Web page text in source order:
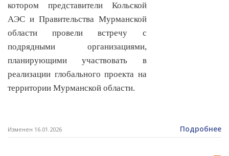
котором представители Кольской
АЭС и Правительства Мурманской
области провели встречу с
подрядными организациями,
планирующими участвовать в
реализации глобального проекта на
территории Мурманской области.
Изменен 16.01.2026 Подробнее